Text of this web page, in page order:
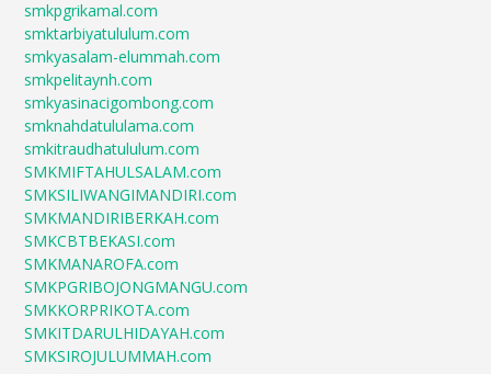
smkpgrikamal.com
smktarbiyatululum.com
smkyasalam-elummah.com
smkpelitaynh.com
smkyasinacigombong.com
smknahdatululama.com
smkitraudhatululum.com
SMKMIFTAHULSALAM.com
SMKSILIWANGIMANDIRI.com
SMKMANDIRIBERKAH.com
SMKCBTBEKASI.com
SMKMANAROFA.com
SMKPGRIBOJONGMANGU.com
SMKKORPRIKOTA.com
SMKITDARULHIDAYAH.com
SMKSIROJULUMMAH.com